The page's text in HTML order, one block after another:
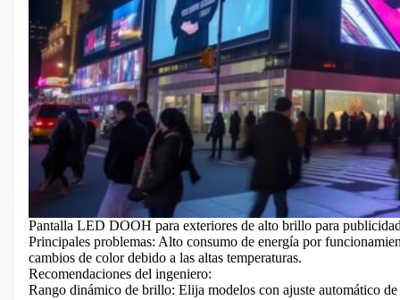
Pantalla LED DOOH para exteriores de alto brillo para
Principales problemas: Alto consumo de energía por
cambios de color debido a las altas temperaturas.
Recomendaciones del ingeniero:
Rango dinámico de brillo: Elija modelos con ajuste automático